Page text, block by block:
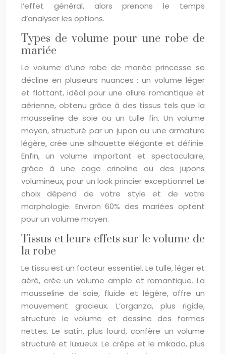
l’effet général, alors prenons le temps
d’analyser les options.
Types de volume pour une robe de
mariée
Le volume d’une robe de mariée princesse se
décline en plusieurs nuances : un volume léger
et flottant, idéal pour une allure romantique et
aérienne, obtenu grâce à des tissus tels que la
mousseline de soie ou un tulle fin. Un volume
moyen, structuré par un jupon ou une armature
légère, crée une silhouette élégante et définie.
Enfin, un volume important et spectaculaire,
grâce à une cage crinoline ou des jupons
volumineux, pour un look princier exceptionnel. Le
choix dépend de votre style et de votre
morphologie. Environ 60% des mariées optent
pour un volume moyen.
Tissus et leurs effets sur le volume de
la robe
Le tissu est un facteur essentiel. Le tulle, léger et
aéré, crée un volume ample et romantique. La
mousseline de soie, fluide et légère, offre un
mouvement gracieux. L’organza, plus rigide,
structure le volume et dessine des formes
nettes. Le satin, plus lourd, confère un volume
structuré et luxueux. Le crêpe et le mikado, plus